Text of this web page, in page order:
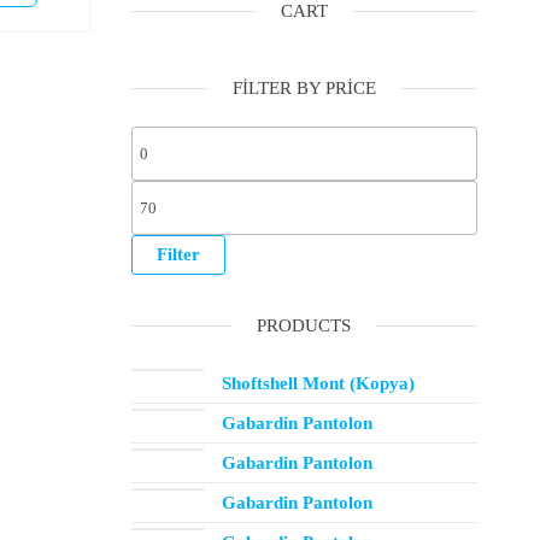
CART
FILTER BY PRICE
Filter
PRODUCTS
Shoftshell Mont (Kopya)
Gabardin Pantolon
Gabardin Pantolon
Gabardin Pantolon